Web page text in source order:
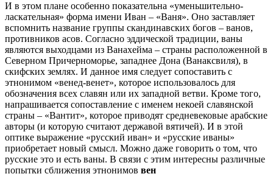
И в этом плане особенно показательна «уменьшительно-
ласкательная» форма имени Иван – «Ваня». Оно заставляет
вспомнить название группы скандинавских богов – ванов,
противников асов. Согласно эддической традиции, ваны
являются выходцами из Ванахейма – страны расположенной в
Северном Причерноморье, западнее Дона (Ванаксвиля), в
скифских землях. И данное имя следует сопоставить с
этнонимом «венед-венет», которое использовалось для
обозначения всех славян или их западной ветви. Кроме того,
напрашивается сопоставление с именем некоей славянской
страны – «Вантит», которое приводят средневековые арабские
авторы (и которую считают державой вятичей). И в этой
оптике выражение «русский иван» и «русские иваны»
приобретает новый смысл. Можно даже говорить о том, что
русские это и есть ваны. В связи с этим интересны различные
попытки сближения этнонимов вен